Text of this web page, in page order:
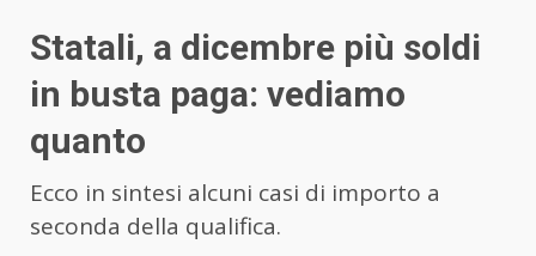
Statali, a dicembre più soldi
in busta paga: vediamo
quanto
Ecco in sintesi alcuni casi di importo a
seconda della qualifica.